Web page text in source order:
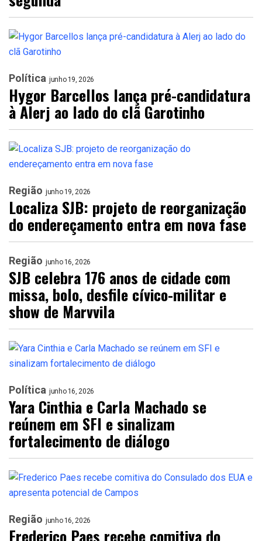
Política junho 19, 2026
Hygor Barcellos lança pré-candidatura
à Alerj ao lado do clã Garotinho
Região junho 19, 2026
Localiza SJB: projeto de reorganização
do endereçamento entra em nova fase
Região junho 16, 2026
SJB celebra 176 anos de cidade com
missa, bolo, desfile cívico-militar e
show de Marvvila
Política junho 16, 2026
Yara Cinthia e Carla Machado se
reúnem em SFI e sinalizam
fortalecimento de diálogo
Região junho 16, 2026
Frederico Paes recebe comitiva do